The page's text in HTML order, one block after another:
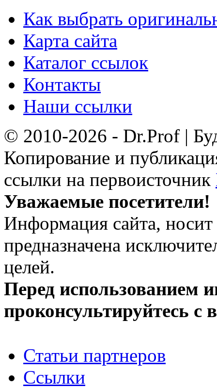
Как выбрать
Карта сайта
Каталог ссылок
Контакты
Наши ссылки
© 2010-2026 - Dr.Prof |
Копирование и
ссылки на первоисточник
Уважаемые посетители!
Информация сайта, носит
предназначена
целей.
Перед использованием
проконсультируйтесь с
Статьи партнеров
Ссылки